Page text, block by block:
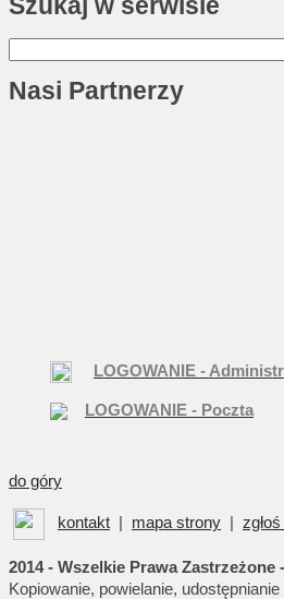
Szukaj w serwisie
Nasi Partnerzy
LOGOWANIE -
LOGOWANIE - Poczta
do góry
kontakt mapa strony
2014 - Wszelkie Prawa
Kopiowanie, powielanie,